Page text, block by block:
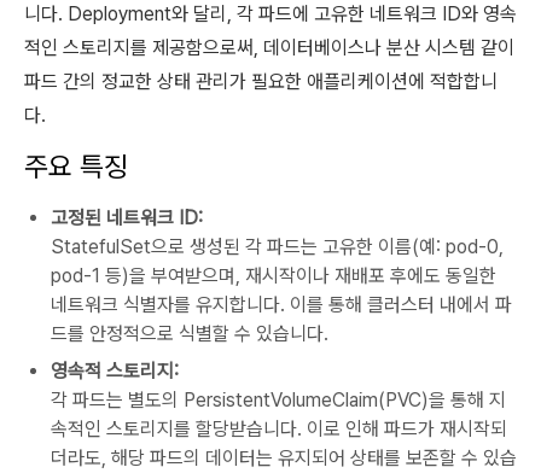
니다. Deployment와 달리, 각 파드에 고유한 네트워크 ID와 영속
적인 스토리지를 제공함으로써, 데이터베이스나 분산 시스템 같이
파드 간의 정교한 상태 관리가 필요한 애플리케이션에 적합합니
다.
주요 특징
고정된 네트워크 ID:
StatefulSet으로 생성된 각 파드는 고유한 이름(예: pod-0,
pod-1 등)을 부여받으며, 재시작이나 재배포 후에도 동일한
네트워크 식별자를 유지합니다. 이를 통해 클러스터 내에서 파
드를 안정적으로 식별할 수 있습니다.
영속적 스토리지:
각 파드는 별도의 PersistentVolumeClaim(PVC)을 통해 지
속적인 스토리지를 할당받습니다. 이로 인해 파드가 재시작되
더라도, 해당 파드의 데이터는 유지되어 상태를 보존할 수 있습